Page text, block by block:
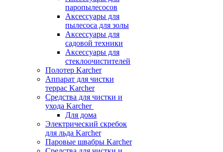
паропылесосов
Аксессуары для
пылесоса для золы
Аксессуары для
садовой техники
Аксессуары для
стеклоочистителей
Полотер Karcher
Аппарат для чистки
террас Karcher
Средства для чистки и
ухода Karcher
Для дома
Электрический скребок
для льда Karcher
Паровые швабры Karcher